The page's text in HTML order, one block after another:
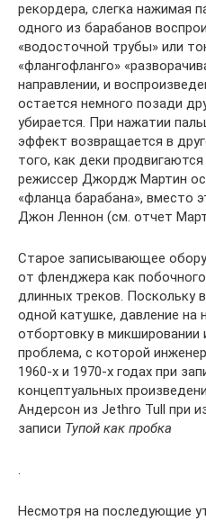
рекордера, слегка нажимая
одного из барабанов
«водосточной трубы» или
«флангофланго»
направлении, и
остается немного позади
убирается. При нажатии
эффект возвращается в
того, как деки продвигаются
режиссер Джордж Мартин
«фланца барабана», вместо
Джон Леннон (см. отчет
Старое записывающее
от фленджера как
длинных треков. Поскольку
одной катушке, давление на
отбортовку в
проблема, с которой
1960-х и 1970-х годах при
концептуальных
Андерсон из Jethro Tull при
записи Тупой как пробка
.
Несмотря на последующие